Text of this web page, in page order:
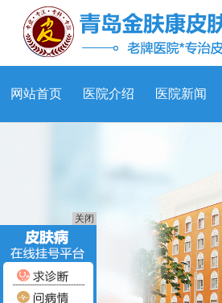
网站首页 医院介绍 医院新闻
关闭